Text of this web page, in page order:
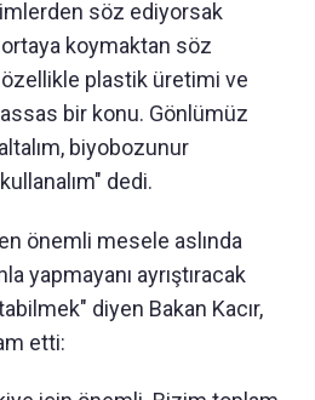
söz ediyorsak
koymaktan söz
plastik üretimi ve
bir konu. Gönlümüz
biyobozunur
dedi.
önemli mesele aslında
yapmayanı ayrıştıracak
diyen Bakan Kacır,
etti: